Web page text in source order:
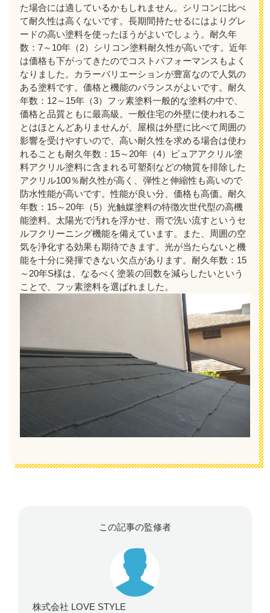
た場合には適しているかもしれません。シリコンに比べ
て耐久性は高くないです。長期間持たせるにはよりグレ
ードの高い塗料を使ったほうがよいでしょう。耐久年
数：7～10年（2）シリコン塗料耐久性が高いです。近年
は価格も下がってきたのでコストパフォーマンスもよく
なりました。カラーバリエーションが豊富なので人気の
ある塗料です。価格と機能のバランスがよいです。耐久
年数：12～15年（3）フッ素塗料一般的な塗料の中で、
価格と品質ともに最高級。一般住宅の外壁に使われるこ
とはほとんどありませんが、屋根は外壁に比べて周囲の
影響を受けやすいので、高い耐久性を求める場合は使わ
れることも耐久年数：15～20年（4）ピュアアクリル塗
料アクリル塗料に含まれる可塑剤などの物質を排除した
アクリル100％耐久性が高く、弾性と伸縮性も高いので
防水性能が高いです。性能が良い分、価格も高価。耐久
年数：15～20年（5）光触媒塗料の特徴次世代型の高機
能塗料。太陽光で汚れを浮かせ、雨で洗い流すというセ
ルフクリーニング機能を備えています。また、周囲の空
気を浄化する効果も期待できます。光が当たらないと機
能を十分に発揮できない欠点があります。耐久年数：15
～20年S様は、なるべく塗装の回数を減らしたいという
ことで、フッ素塗料を選ばれました。
この記事の監修者
株式会社 LOVE STYLE